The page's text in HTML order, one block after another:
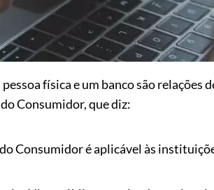
física e um banco são relações
do Consumidor, que diz:
Consumidor é aplicável às